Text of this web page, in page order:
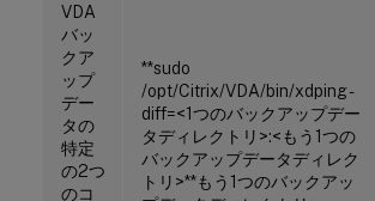
VDA
バッ
クア
ップ
デー
タの
特定
の2つ
のコ
**sudo
/opt/Citrix/VDA/bin/xdping -
diff=<1つのバックアップデー
タディレクトリ>:<もう1つの
バックアップデータディレク
トリ>**もう1つのバックアッ